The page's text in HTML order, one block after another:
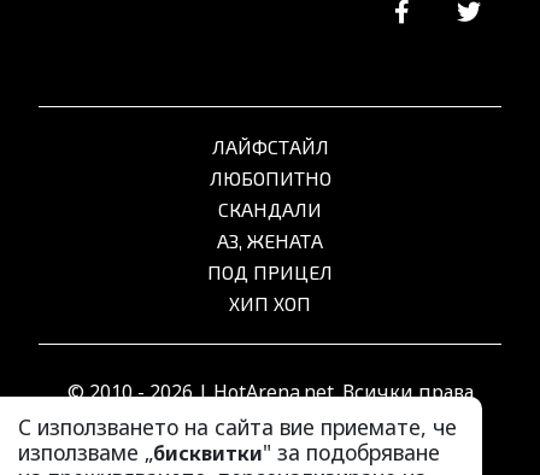
С използването на сайта вие приемате, че
използваме „бисквитки" за подобряване
ЛАЙФСТАЙЛ
ЛЮБОПИТНО
СКАНДАЛИ
АЗ, ЖЕНАТА
ПОД ПРИЦЕЛ
ХИП ХОП
© 2010 - 2026 | HotArena.net. Всички права
запазени.